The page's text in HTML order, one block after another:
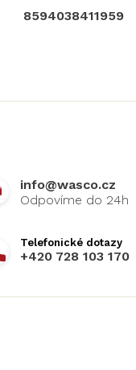
8594038411959
info@wasco.cz
+420 728 103 170